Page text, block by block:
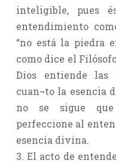
inteligible, pues
entendimiento
“no está la piedra
como dice el
Dios entiende
cuan¬to la esencia
no se sigue
perfeccione al
esencia divina.
3. El acto de